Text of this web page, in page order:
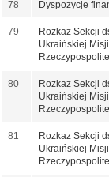
78 Dyspozycje
79
Rozkaz Sekcji
Ukraińskiej
80
Rozkaz Sekcji
Ukraińskiej
81
Rozkaz Sekcji
Ukraińskiej